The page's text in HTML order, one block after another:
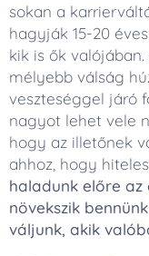
sokan a
hagyják 15-20
kik is ők
mélyebb válság
veszteséggel járó
nagyot lehet vele
hogy az illetőnek
ahhoz, hogy
haladunk előre az
növekszik
váljunk, akik